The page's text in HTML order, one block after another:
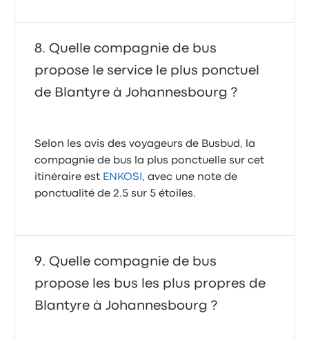
Quelle compagnie de bus
propose le service le plus ponctuel
de Blantyre à Johannesbourg ?
Selon les avis des voyageurs de Busbud, la
compagnie de bus la plus ponctuelle sur cet
itinéraire est ENKOSI , avec une note de
ponctualité de 2.5 sur 5 étoiles.
Quelle compagnie de bus
propose les bus les plus propres de
Blantyre à Johannesbourg ?